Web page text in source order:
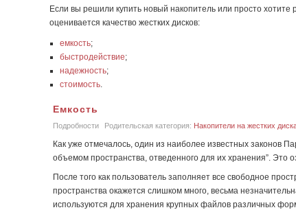
Если вы решили купить новый накопитель или просто
оценивается качество жестких дисков:
емкость;
быстродействие;
надежность;
стоимость.
Емкость
Подробности Родительская категория: Накопители на жестких
Как уже отмечалось, один из наиболее известных законов
объемом пространства, отведенного для их хранения”. Это
После того как пользователь заполняет все свободное
пространства окажется слишком много, весьма
используются для хранения крупных файлов различных